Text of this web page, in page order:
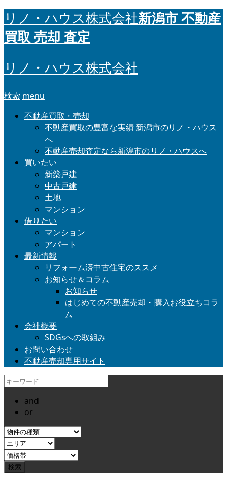
リノ・ハウス株式会社新潟市 不動産
買取 売却 査定
リノ・ハウス株式会社
検索 menu
不動産買取・売却
不動産買取の豊富な実績 新潟市のリノ・ハウス
へ
不動産売却査定なら新潟市のリノ・ハウスへ
買いたい
新築戸建
中古戸建
土地
マンション
借りたい
マンション
アパート
最新情報
リフォーム済中古住宅のススメ
お知らせ＆コラム
お知らせ
はじめての不動産売却・購入お役立ちコラ
ム
会社概要
SDGsへの取組み
お問い合わせ
不動産売却専用サイト
and
or